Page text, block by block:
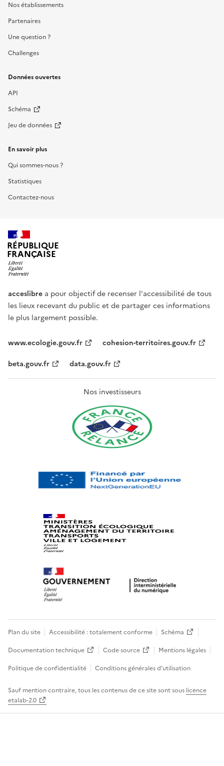
Nos établissements
Partenaires
Une question ?
Challenges
Données ouvertes
API
Schéma
Jeu de données
En savoir plus
Qui sommes-nous ?
Statistiques
Contactez-nous
RÉPUBLIQUE
FRANÇAISE
acceslibre a pour objectif de recenser l'accessibilité de tous
les lieux recevant du public et de partager ces informations
le plus largement possible.
www.ecologie.gouv.fr
cohesion-territoires.gouv.fr
beta.gouv.fr
data.gouv.fr
Nos investisseurs
Plan du site Accessibilité : totalement conforme
Schéma
Documentation technique
Code source
Mentions légales
Politique de confidentialité
Conditions générales d’utilisation
Sauf mention contraire, tous les contenus de ce site sont sous licence
etalab-2.0